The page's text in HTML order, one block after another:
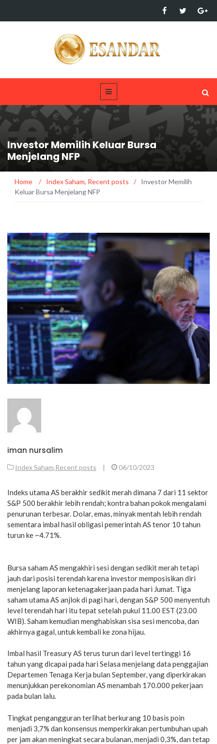
Investor Memilih Keluar Bursa
Menjelang NFP
Home / Index Saham, Recent posts /
Investor Memilih
Keluar Bursa Menjelang NFP
iman nursalim
Index Saham,Recent posts | 06/10/2023
Indeks utama AS berakhir sedikit merah dimana 7 dari 11 sektor
S&P 500 berakhir lebih rendah; kontra bahan pokok mengalami
penurunan terbesar. Dolar, emas, minyak mentah lebih rendah
sementara imbal hasil obligasi pemerintah AS tenor 10 tahun
turun ke ~4.71%.
Bursa saham AS mengakhiri sesi dengan sedikit merah tetapi
jauh dari posisi terendah karena investor memposisikan diri
menjelang laporan ketenagakerjaan pada hari Jumat. Tiga
saham utama AS anjlok di pagi hari, dengan S&P 500 menyentuh
level terendah hari itu tepat setelah pukul 11.00 EST (23.00
WIB). Saham kemudian menghabiskan sisa sesi mencoba, dan
akhirnya gagal, untuk kembali ke zona hijau.
Imbal hasil Treasury AS terus turun dari level tertinggi 16
tahun yang dicapai pada hari Selasa menjelang data penggajian
Departemen Tenaga Kerja bulan September, yang diperkirakan
menunjukkan perekonomian AS menambah 170.000 pekerjaan
pada bulan lalu.
Tingkat pengangguran terlihat berkurang 10 basis poin
menjadi 3,7% dan konsensus memperkirakan pertumbuhan upah
per jam akan meningkat secara bulanan, menjadi 0,3%, dan tetap